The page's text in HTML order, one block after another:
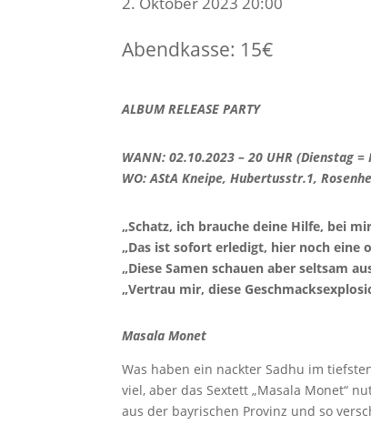
Abendkasse: 15€
ALBUM RELEASE PARTY
WANN: 02.10.2023 – 20 UHR (Dienstag
WO: AStA Kneipe, Hubertusstr.1,
„Schatz, ich brauche deine Hilfe, bei
„Das ist sofort erledigt, hier noch eine
„Diese Samen schauen aber seltsam
„Vertrau mir, diese
Masala Monet
Was haben ein nackter Sadhu im
viel, aber das Sextett „Masala Monet“
aus der bayrischen Provinz und so